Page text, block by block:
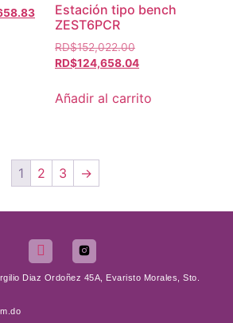
Estación tipo bench
ZEST6PCR
RD$152,022.00
RD$124,658.04
Añadir al carrito
1 2 3 →
Diaz Ordoñez 45A, Evaristo Morales, Sto.